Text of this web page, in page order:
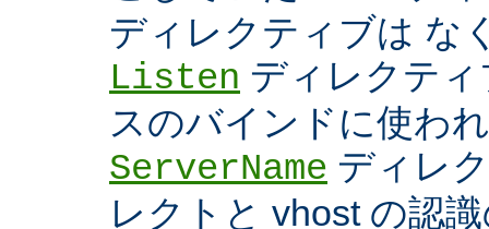
ディレクティブは な
Listen ディレクテ
スのバインドに使わ
ServerName ディレ
レクトと vhost の認